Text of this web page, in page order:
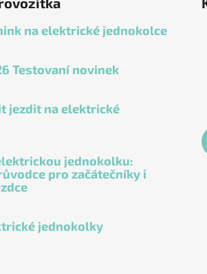
na elektrické jednokolce
Testovaní novinek
jezdit na elektrické
jednokolku:
pro začátečníky i
jednokolky